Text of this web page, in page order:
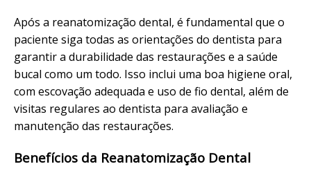
Após a reanatomização dental, é fundamental que o
paciente siga todas as orientações do dentista para
garantir a durabilidade das restaurações e a saúde
bucal como um todo. Isso inclui uma boa higiene oral,
com escovação adequada e uso de fio dental, além de
visitas regulares ao dentista para avaliação e
manutenção das restaurações.
Benefícios da Reanatomização Dental